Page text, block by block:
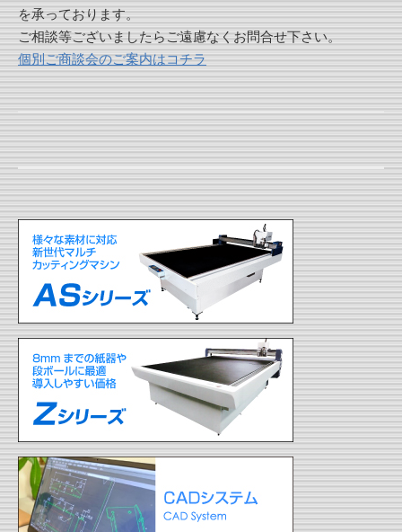
を承っております。
ご相談等ございましたらご遠慮なくお問合せ下さい。
個別ご商談会のご案内はコチラ